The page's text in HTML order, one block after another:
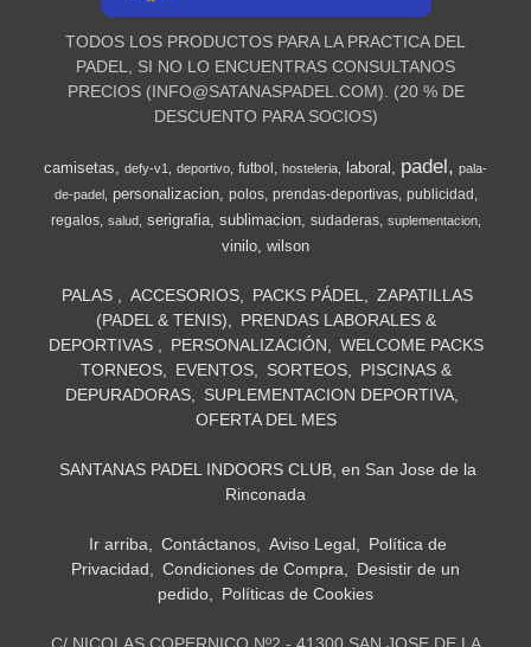
TODOS LOS PRODUCTOS PARA LA PRACTICA DEL
PADEL, SI NO LO ENCUENTRAS CONSULTANOS
PRECIOS (INFO@SATANASPADEL.COM). (20 % DE
DESCUENTO PARA SOCIOS)
camisetas defy-v1 deportivo futbol hosteleria laboral padel
pala-
de-padel
personalizacion polos prendas-deportivas publicidad
regalos
salud serigrafia sublimacion sudaderas suplementacion
vinilo wilson
PALAS ACCESORIOS PACKS PÁDEL
ZAPATILLAS
(PADEL & TENIS)
PRENDAS LABORALES &
DEPORTIVAS
PERSONALIZACIÓN
WELCOME PACKS
TORNEOS
EVENTOS SORTEOS
PISCINAS &
DEPURADORAS
SUPLEMENTACION DEPORTIVA
OFERTA DEL MES
SANTANAS PADEL INDOORS CLUB, en San Jose de la
Rinconada
Ir arriba Contáctanos Aviso Legal
Política de
Privacidad
Condiciones de Compra
Desistir de un
pedido
Políticas de Cookies
C/ NICOLAS COPERNICO Nº2 - 41300 SAN JOSE DE LA